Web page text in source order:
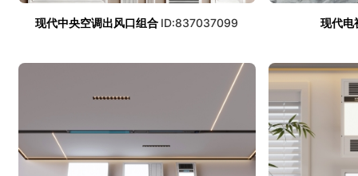
现代中央空调出风口组合 ID:837037099 现代电